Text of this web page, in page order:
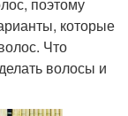
которые
Что
волосы и